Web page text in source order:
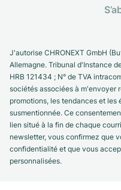
J'autorise CHRONEXT GmbH
Allemagne. Tribunal d'Instance
HRB 121434 ; N° de TVA
sociétés associées à m'envoyer
promotions, les tendances et
susmentionnée. Ce
lien situé à la fin de chaque
newsletter, vous confirmez que
confidentialité et que vous
personnalisées.